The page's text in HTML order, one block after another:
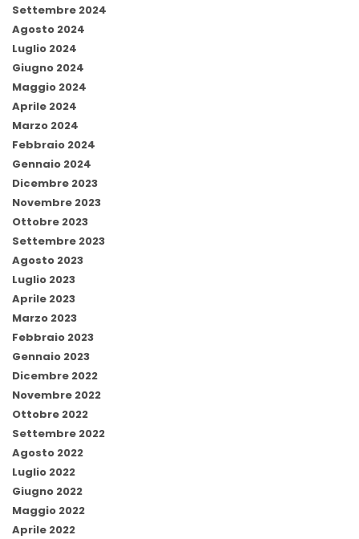
Settembre 2024
Agosto 2024
Luglio 2024
Giugno 2024
Maggio 2024
Aprile 2024
Marzo 2024
Febbraio 2024
Gennaio 2024
Dicembre 2023
Novembre 2023
Ottobre 2023
Settembre 2023
Agosto 2023
Luglio 2023
Aprile 2023
Marzo 2023
Febbraio 2023
Gennaio 2023
Dicembre 2022
Novembre 2022
Ottobre 2022
Settembre 2022
Agosto 2022
Luglio 2022
Giugno 2022
Maggio 2022
Aprile 2022